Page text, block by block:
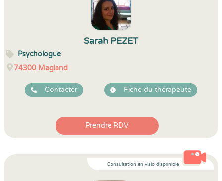
Sarah PEZET
Psychologue
74300 Magland
Contacter Fiche du thérapeute
Prendre RDV
Consultation en visio disponible